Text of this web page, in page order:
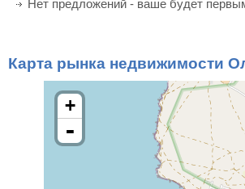
Нет предложений - ваше будет
Карта рынка недвижимости
+
-